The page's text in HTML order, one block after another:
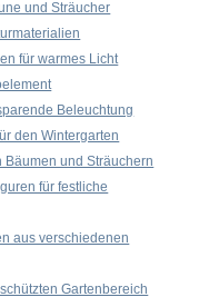
und Sträucher
für warmes Licht
Beleuchtung
den Wintergarten
Bäumen und Sträuchern
für festliche
aus verschiedenen
Gartenbereich